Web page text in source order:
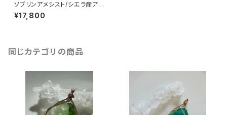
ソブリンアメシスト/シエラ産アン
ダラクリスタル ワイヤーペンダ
ントame-wp4
¥17,800
同じカテゴリの商品